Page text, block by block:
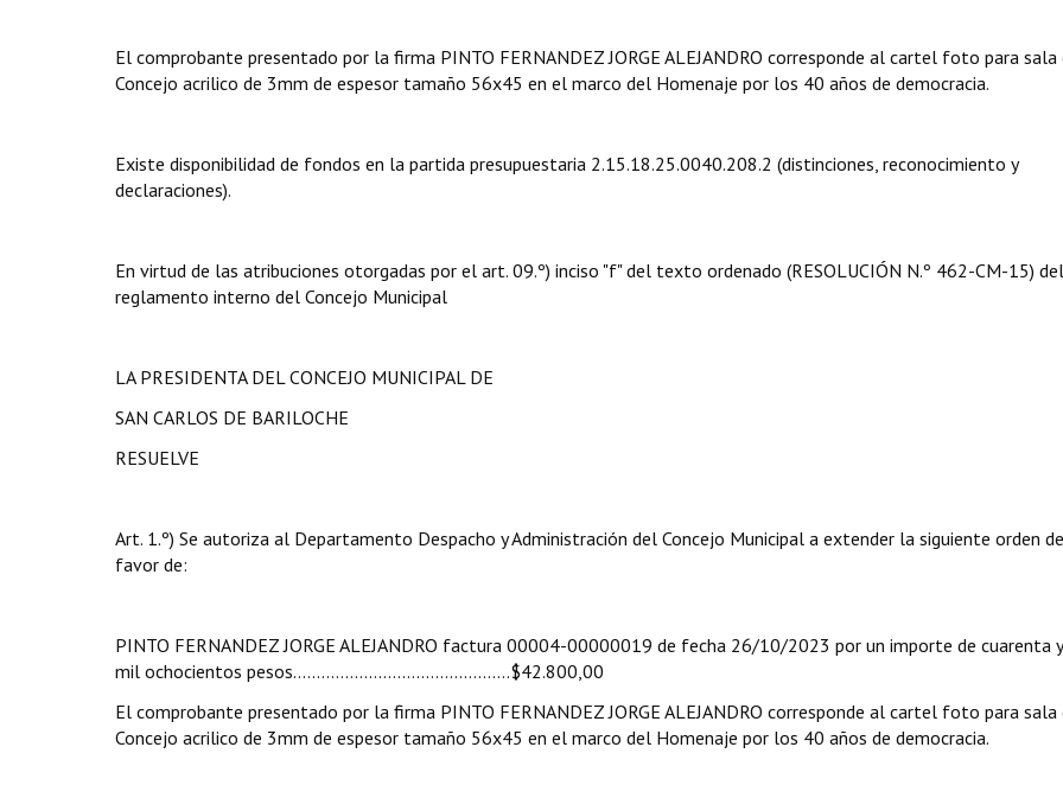
El comprobante presentado por la firma PINTO FERNANDEZ JORGE ALEJANDRO corresponde al cartel foto para sala
Concejo acrilico de 3mm de espesor tamaño 56x45 en el marco del Homenaje por los 40 años de democracia.
Existe disponibilidad de fondos en la partida presupuestaria 2.15.18.25.0040.208.2 (distinciones, reconocimiento y
declaraciones).
En virtud de las atribuciones otorgadas por el art. 09.º) inciso "f" del texto ordenado (RESOLUCIÓN N.º 462-CM-15) del
reglamento interno del Concejo Municipal
LA PRESIDENTA DEL CONCEJO MUNICIPAL DE
SAN CARLOS DE BARILOCHE
RESUELVE
Art. 1.º) Se autoriza al Departamento Despacho y Administración del Concejo Municipal a extender la siguiente orden
favor de:
PINTO FERNANDEZ JORGE ALEJANDRO factura 00004-00000019 de fecha 26/10/2023 por un importe de cuarenta
mil ochocientos pesos……………………………………….$42.800,00
El comprobante presentado por la firma PINTO FERNANDEZ JORGE ALEJANDRO corresponde al cartel foto para sala
Concejo acrilico de 3mm de espesor tamaño 56x45 en el marco del Homenaje por los 40 años de democracia.